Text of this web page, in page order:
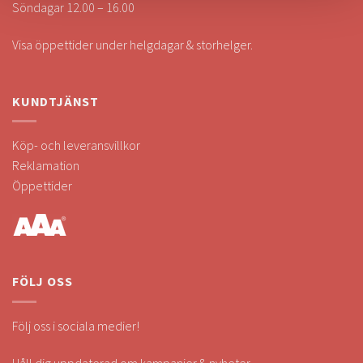
Söndagar 12.00 – 16.00
Visa öppettider under helgdagar & storhelger.
KUNDTJÄNST
Köp- och leveransvillkor
Reklamation
Öppettider
FÖLJ OSS
Följ oss i sociala medier!